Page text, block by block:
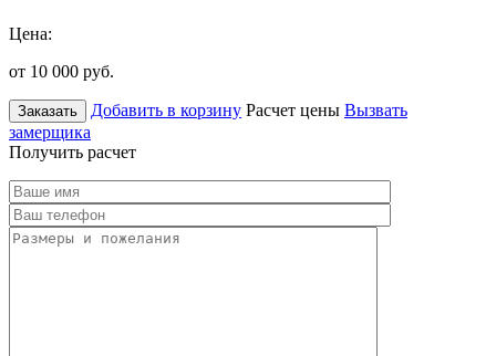
Цена:
от 10 000 руб.
Заказать Добавить в корзину Расчет цены Вызвать
замерщика
Получить расчет